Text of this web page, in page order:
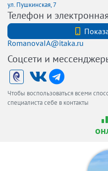
ул. Пушкинская, 7
Телефон и
RomanovaIA@itaka.ru
Соцсети и
Чтобы воспользоваться всеми
специалиста себе в контакты